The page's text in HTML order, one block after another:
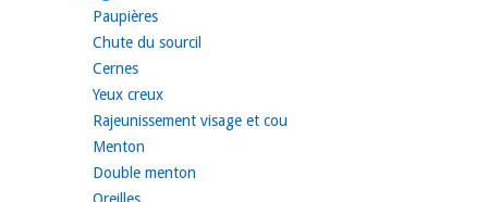
Paupières
Chute du sourcil
Cernes
Yeux creux
Rajeunissement visage et cou
Menton
Double menton